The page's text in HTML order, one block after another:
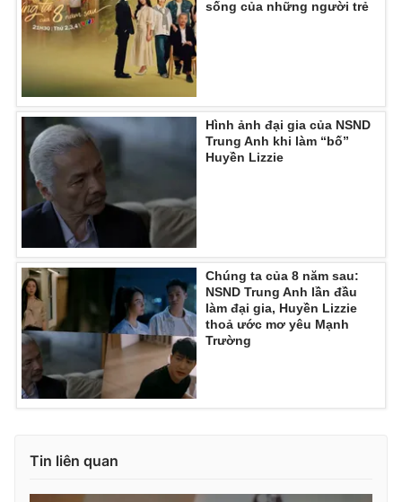
sống của những người trẻ
Hình ảnh đại gia của NSND
Trung Anh khi làm “bố”
Huyền Lizzie
Chúng ta của 8 năm sau:
NSND Trung Anh lần đầu
làm đại gia, Huyền Lizzie
thoả ước mơ yêu Mạnh
Trường
Tin liên quan